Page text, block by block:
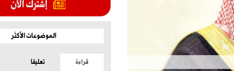
الموضوعات الأكثر
قراءة تعليقا